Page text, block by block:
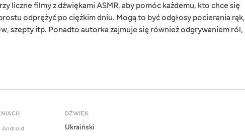
liczne filmy z dźwiękami ASMR, aby pomóc każdemu, kto chce się
odprężyć po ciężkim dniu. Mogą to być odgłosy pocierania rąk,
szepty itp. Ponadto autorka zajmuje się również odgrywaniem ról,
Android
DŹWIĘK
Ukraiński